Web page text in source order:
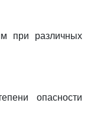
при различных
опасности